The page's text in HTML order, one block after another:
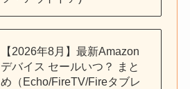
【2026年8月】最新Amazon
デバイス セールいつ？ まと
め（Echo/FireTV/Fireタブレ